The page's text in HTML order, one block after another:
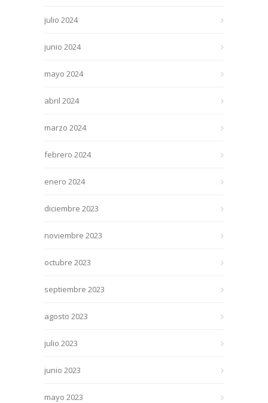
julio 2024
junio 2024
mayo 2024
abril 2024
marzo 2024
febrero 2024
enero 2024
diciembre 2023
noviembre 2023
octubre 2023
septiembre 2023
agosto 2023
julio 2023
junio 2023
mayo 2023